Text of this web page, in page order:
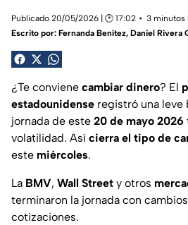
Publicado 20/05/2026 | 🕑 17:02
3 minutos
Escrito por: Fernanda Benítez, Daniel Rivera
¿Te conviene cambiar dinero? El
estadounidense registró una leve
jornada de este 20 de mayo 2026
volatilidad. Así cierra el tipo de
este miércoles.
La BMV, Wall Street y otros
terminaron la jornada con
cotizaciones.